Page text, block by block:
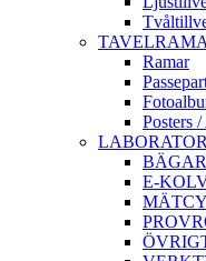
Ramar
Posters
E-